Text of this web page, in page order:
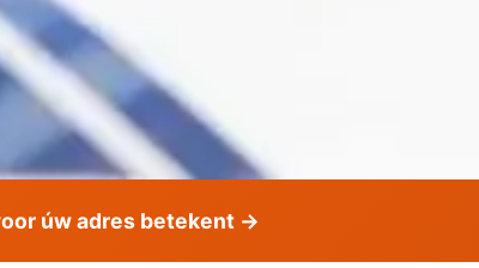
úw adres betekent →